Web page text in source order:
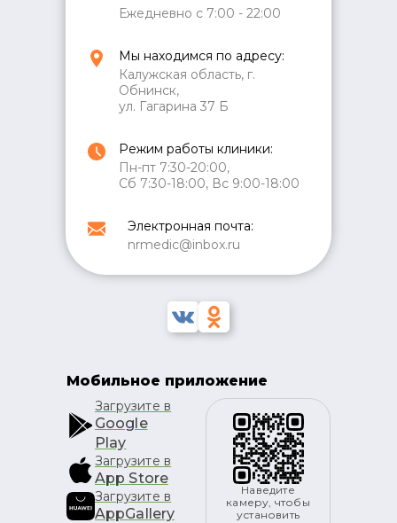
Ежедневно с 7:00 - 22:00
Мы находимся по адресу:
Калужская область, г.
Обнинск,
ул. Гагарина 37 Б
Режим работы клиники:
Пн-пт 7:30-20:00,
Сб 7:30-18:00, Вс 9:00-18:00
Электронная почта:
nrmedic@inbox.ru
Мобильное приложение
Загрузите в
Google
Play
Загрузите в
App Store
Загрузите в
AppGallery
Наведите
камеру, чтобы
установить